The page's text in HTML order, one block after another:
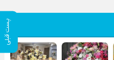
پست قبلی